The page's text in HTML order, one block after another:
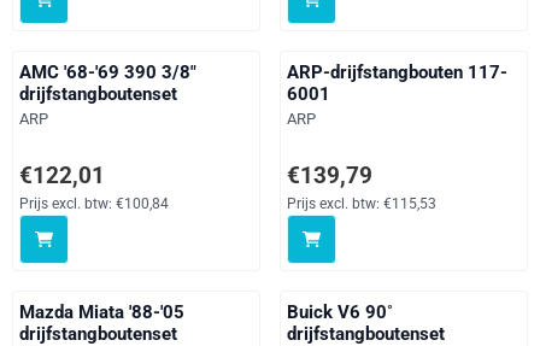
AMC '68-'69 390 3/8"
drijfstangboutenset
Merk:
ARP
Prijs: 122,01, exclusief btw: 100,84
€122,01
Prijs excl. btw: €100,84
ARP-drijfstangbouten 117-
6001
Merk:
ARP
Prijs: 139,79, exclusief btw:
€139,79
Prijs excl. btw: €115,53
Mazda Miata '88-'05
drijfstangboutenset
Buick V6 90˚
drijfstangboutenset